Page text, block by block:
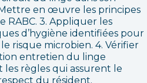
en œuvre les principes
RABC. 3. Appliquer les
d’hygiène identifiées pour
risque microbien. 4. Vérifier
entretien du linge
règles qui assurent le
du résident.